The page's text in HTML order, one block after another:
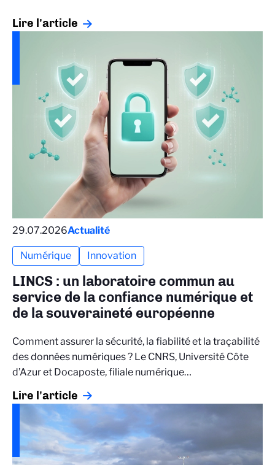
Lire l'article
29.07.2026Actualité
Numérique Innovation
LINCS : un laboratoire commun au
service de la confiance numérique et
de la souveraineté européenne
Comment assurer la sécurité, la fiabilité et la traçabilité
des données numériques ? Le CNRS, Université Côte
d’Azur et Docaposte, filiale numérique…
Lire l'article